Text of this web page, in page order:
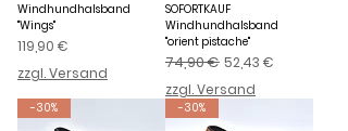
Windhundhalsband
"Wings"
Preis
119,90 €
zzgl. Versand
SOFORTKAUF
Windhundhalsband
"orient pistache"
Standardpreis
74,90 € Sale-Preis
52,43 €
zzgl. Versand
-30% -30%